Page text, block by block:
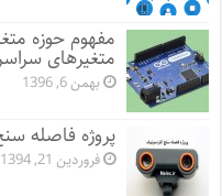
مفهوم حوزه
متغیرهای
بهمن 6, 1396
پروژه فاصله
فروردین 21, 1394